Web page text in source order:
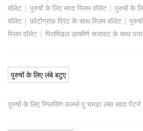
वॉलेट | पुरुषों के लिए सादा स्लिम वॉलेट | पुरुषों के
वॉलेट | फ़ोटोग्राफ़ प्रिंट के साथ स्लिम वॉलेट |
स्लिम वॉलेट | पिरामिडल उत्कीर्ण सजावट के साथ
पुरुषों के लिए लंबे बटुए
पुरुषों के लिए स्प्लिसिंग कलर्स पु चमड़ा लंबा सादा